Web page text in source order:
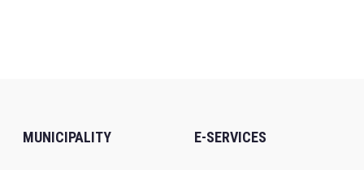
MUNICIPALITY E-SERVICES